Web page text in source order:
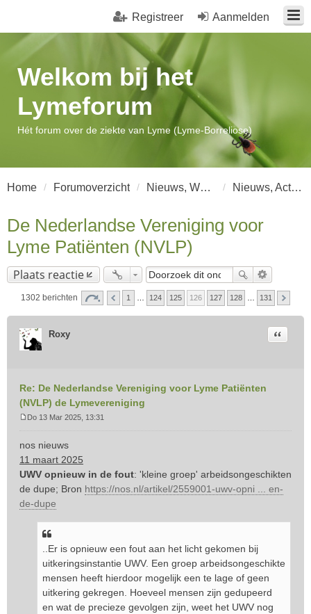
Aanmelden
Registreer
Welkom bij het
Lymeforum
Hét forum over de ziekte van Lyme (Lyme-Borreliose)
Home Forumoverzicht Nieuws, Wetenschap en Artikelen Nieuws, Actualiteiten en Acties
De Nederlandse Vereniging voor
Lyme Patiënten (NVLP)
Plaats reactie
1302 berichten 1 124 125 126 127 128 131
Roxy
Re: De Nederlandse Vereniging voor Lyme Patiënten
(NVLP) de Lymevereniging
Citeer
r
i
c
h
t
Do 13 Mar 2025, 13:31
nos nieuws
11 maart 2025
UWV opnieuw in de fout: 'kleine groep' arbeidsongeschikten
de dupe; Bron https://nos.nl/artikel/2559001-uwv-opni ... en-
de-dupe
..Er is opnieuw een fout aan het licht gekomen bij
uitkeringsinstantie UWV. Een groep arbeidsongeschikte
mensen heeft hierdoor mogelijk een te lage of geen
uitkering gekregen. Hoeveel mensen zijn gedupeerd
en wat de precieze gevolgen zijn, weet het UWV nog